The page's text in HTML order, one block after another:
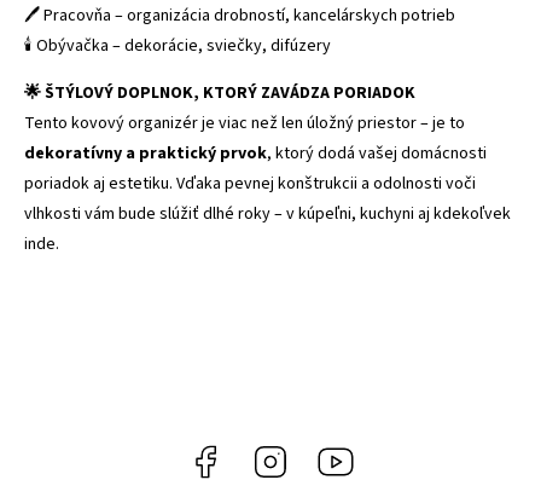
🖊️ Pracovňa – organizácia drobností, kancelárskych potrieb
🕯️ Obývačka – dekorácie, sviečky, difúzery
🌟 ŠTÝLOVÝ DOPLNOK, KTORÝ ZAVÁDZA PORIADOK
Tento kovový organizér je viac než len úložný priestor – je to
dekoratívny a praktický prvok, ktorý dodá vašej domácnosti
poriadok aj estetiku. Vďaka pevnej konštrukcii a odolnosti voči
vlhkosti vám bude slúžiť dlhé roky – v kúpeľni, kuchyni aj kdekoľvek
inde.
Facebook Instagram